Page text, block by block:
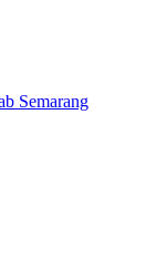
Semarang